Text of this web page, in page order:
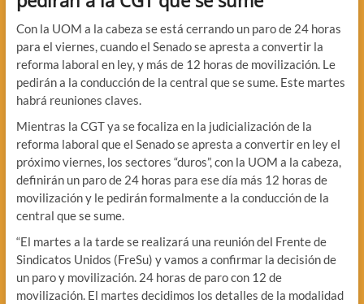
Con la UOM a la cabeza se está cerrando un paro de 24 horas
para el viernes, cuando el Senado se apresta a convertir la
reforma laboral en ley, y más de 12 horas de movilización. Le
pedirán a la conducción de la central que se sume. Este martes
habrá reuniones claves.
Mientras la CGT ya se focaliza en la judicialización de la
reforma laboral que el Senado se apresta a convertir en ley el
próximo viernes, los sectores “duros”, con la UOM a la cabeza,
definirán un paro de 24 horas para ese día más 12 horas de
movilización y le pedirán formalmente a la conducción de la
central que se sume.
“El martes a la tarde se realizará una reunión del Frente de
Sindicatos Unidos (FreSu) y vamos a confirmar la decisión de
un paro y movilización. 24 horas de paro con 12 de
movilización. El martes decidimos los detalles de la modalidad